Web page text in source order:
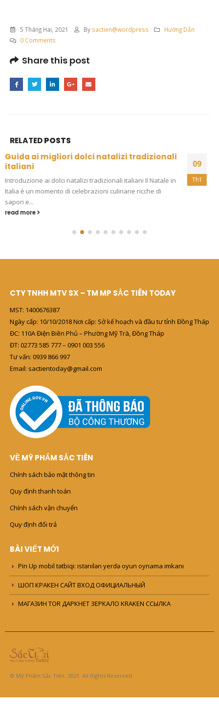
5 Tháng Hai, 2021 By sactien@wordpress
Hướng Dẫn
0 Comments
Share this post
RELATEDPOSTS
09
Th1
Brighton’s Community Efforts:
Introduction to Brighton's Community Efforts Brighton has
long been a beacon of community spirit, with its residents
read more
CTY TNHH MTV SX – TM MP SẮC TIÊN TODAY
MST: 1400676387
Ngày cấp: 10/10/2018 Nơi cấp: Sở kế hoạch và đầu tư tỉnh Đồng Tháp
ĐC: 110A Điện Biên Phủ – Phường Mỹ Trà, Đồng Tháp
ĐT: 02773 585 777 – 0901 003 556
Tư vấn: 0939 866 997
Email: sactientoday@gmail.com
VỀ MỸ PHẨM SẮC TIÊN
Chính sách bảo mật thông tin
Quy định thanh toán
Chính sách vận chuyển
Quy định đổi trả
BÀI VIẾT MỚI
Pin Up mobil tətbiqi: istənilən yerdə oyun oynama imkanı
ШОП КРАКЕН САЙТ ВХОД ОФИЦИАЛЬНЫЙ
МАГАЗИН TOR ДАРКНЕТ ЗЕРКАЛО KRAKEN ССЫЛКА
© Mỹ Phẩm Sắc Tiên. 2021. All Rights Reserved